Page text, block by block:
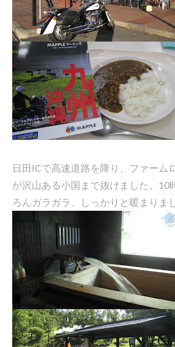
日田ICで高速道路を降り、ファーム
が沢山ある小国まで抜けました。10
ろんガラガラ、しっかりと暖まりま